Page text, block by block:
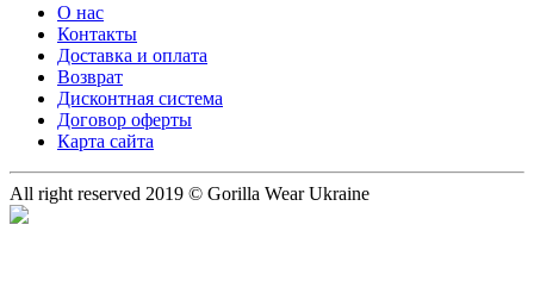
О нас
Контакты
Доставка и оплата
Возврат
Дисконтная система
Договор оферты
Карта сайта
All right reserved 2019 © Gorilla Wear Ukraine